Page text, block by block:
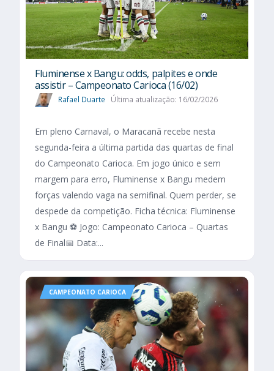
Fluminense x Bangu: odds, palpites e onde
assistir – Campeonato Carioca (16/02)
Rafael Duarte Última atualização: 16/02/2026
Em pleno Carnaval, o Maracanã recebe nesta
segunda-feira a última partida das quartas de final
do Campeonato Carioca. Em jogo único e sem
margem para erro, Fluminense x Bangu medem
forças valendo vaga na semifinal. Quem perder, se
despede da competição. Ficha técnica: Fluminense
x Bangu ⚽ Jogo: Campeonato Carioca – Quartas
de Final📅 Data:...
CAMPEONATO CARIOCA